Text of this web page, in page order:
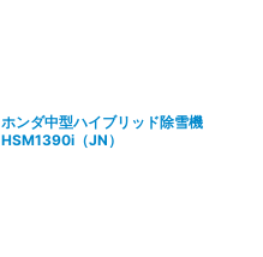
ホンダ中型ハイブリッド除雪機
HSM1390i（JN）